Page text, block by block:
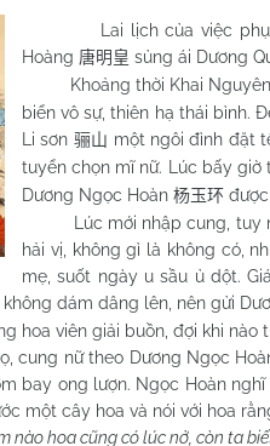
Lai lịch của việc
Hoàng 唐明皇 sủng ái Dương
Khoảng thời Khai Nguyên
biển vô sự, thiên hạ thái bình.
Li sơn 骊山 một ngôi đình đặt
tuyển chọn mĩ nữ. Lúc bấy giờ
Dương Ngọc Hoàn 杨玉环
Lúc mới nhập cung, tuy
hải vị, không gì là không có,
mẹ, suốt ngày u sầu ủ dột.
không dám dâng lên, nên gửi
hoa viên giải buồn, đợi khi
nữ theo Dương Ngọc Hoàn
bay ong lượn. Ngọc Hoàn
một cây hoa và nói với hoa
nào hoa cũng có lúc nở, còn ta